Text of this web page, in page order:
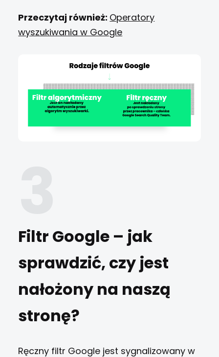
Przeczytaj również: Operatory
wyszukiwania w Google
Filtr Google – jak
sprawdzić, czy jest
nałożony na naszą
stronę?
Ręczny filtr Google jest sygnalizowany w